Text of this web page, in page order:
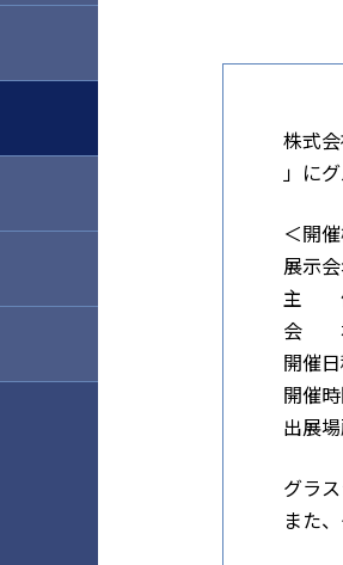
株式
」に
＜開
展示
主 催
会 場
開催
開催
出展
グラ
また